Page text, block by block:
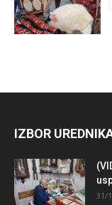
IZBOR
31/